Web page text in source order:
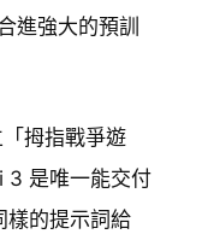
進強大的預訓
拇指戰爭遊
3 是唯一能交付
樣的提示詞給